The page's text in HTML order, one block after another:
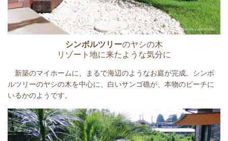
シンボルツリーのヤシの木
リゾート地に来たような気分に
新築のマイホームに、まるで海辺のようなお庭が完成。シンボ
ルツリーのヤシの木を中心に、白いサンゴ礁が、本物のビーチに
いるかのようです。